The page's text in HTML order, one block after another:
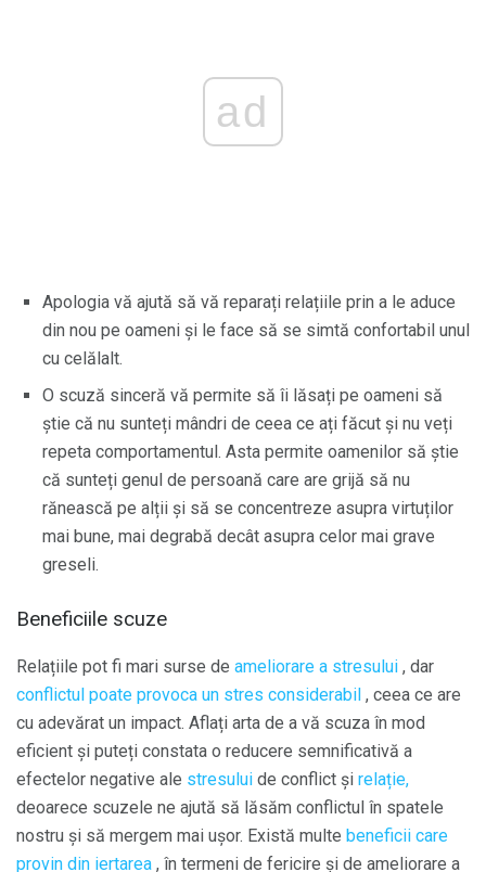
ad
Apologia vă ajută să vă reparați relațiile prin a le aduce
din nou pe oameni și le face să se simtă confortabil unul
cu celălalt.
O scuză sinceră vă permite să îi lăsați pe oameni să
știe că nu sunteți mândri de ceea ce ați făcut și nu veți
repeta comportamentul. Asta permite oamenilor să știe
că sunteți genul de persoană care are grijă să nu
rănească pe alții și să se concentreze asupra virtuților
mai bune, mai degrabă decât asupra celor mai grave
greseli.
Beneficiile scuze
Relațiile pot fi mari surse de ameliorare a stresului , dar
conflictul poate provoca un stres considerabil , ceea ce are
cu adevărat un impact. Aflați arta de a vă scuza în mod
eficient și puteți constata o reducere semnificativă a
efectelor negative ale stresului de conflict și relație,
deoarece scuzele ne ajută să lăsăm conflictul în spatele
nostru și să mergem mai ușor. Există multe beneficii care
provin din iertarea , în termeni de fericire și de ameliorare a